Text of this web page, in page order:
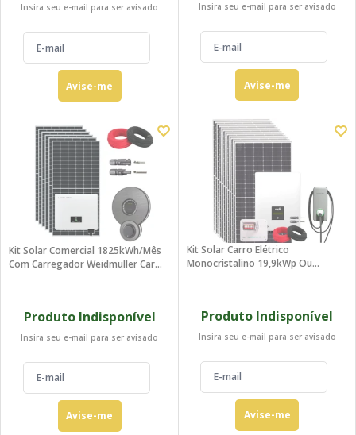
Insira seu e-mail para ser avisado
Avise-me
Insira seu e-mail para ser avisado
Avise-me
Kit Solar Comercial 1825kWh/mês
Com Carregador Weidmuller Carro
Produto Indisponível
Insira seu e-mail para ser avisado
Avise-me
Kit Solar Carro Elétrico
Monocristalino 19,9kWp Ou
Produto Indisponível
Insira seu e-mail para ser avisado
Avise-me